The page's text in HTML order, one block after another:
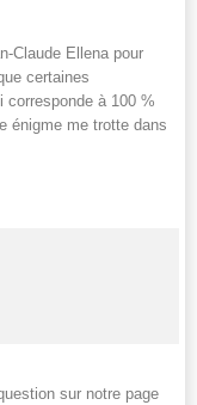
Claude Ellena pour
certaines
corresponde à 100 %
énigme me trotte dans
sur notre page